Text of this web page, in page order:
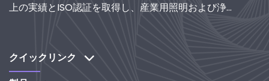
上の実績とISO認証を取得し、産業用照明および浄化
クイックリンク